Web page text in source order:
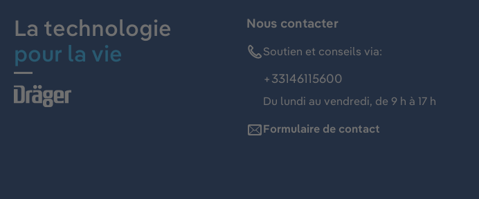
La technologie
pour la vie
Nous contacter
Soutien et conseils via:
+33146115600
Du lundi au vendredi, de 9 h à 17 h
Formulaire de contact